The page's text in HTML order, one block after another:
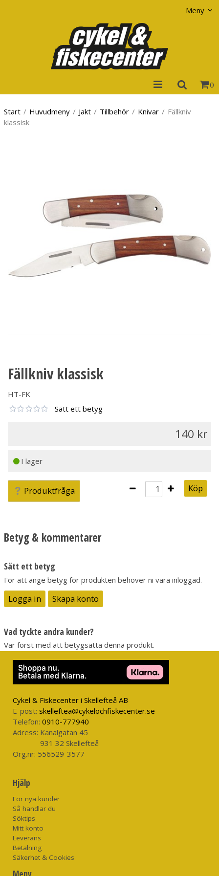
Meny
0
Start / Huvudmeny / Jakt / Tillbehör / Knivar / Fällkniv
klassisk
Fällkniv klassisk
HT-FK
Sätt ett betyg
140
I lager
Produktfråga Köp
Betyg & kommentarer
Sätt ett betyg
För att ange betyg för produkten behöver ni vara inloggad.
Logga in Skapa konto
Vad tyckte andra kunder?
Var först med att betygsätta denna produkt.
Cykel & Fiskecenter i Skellefteå AB
E-post: skelleftea@cykelochfiskecenter.se
Telefon: 0910-777940
Adress: Kanalgatan 45
931 32 Skellefteå
Org.nr: 556529-3577
Hjälp
För nya kunder
Så handlar du
Söktips
Mitt konto
Leverans
Betalning
Säkerhet & Cookies